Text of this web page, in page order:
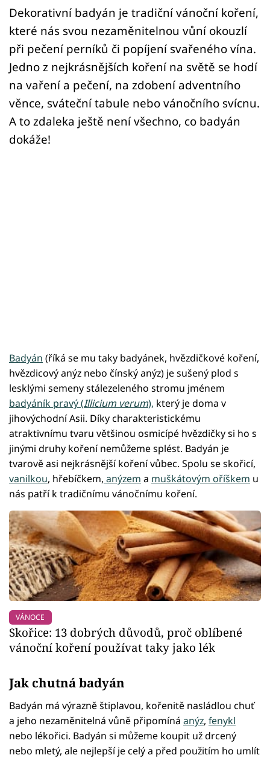
Dekorativní badyán je tradiční vánoční koření,
které nás svou nezaměnitelnou vůní okouzlí
při pečení perníků či popíjení svařeného vína.
Jedno z nejkrásnějších koření na světě se hodí
na vaření a pečení, na zdobení adventního
věnce, sváteční tabule nebo vánočního svícnu.
A to zdaleka ještě není všechno, co badyán
dokáže!
Badyán (říká se mu taky badyánek, hvězdičkové koření,
hvězdicový anýz nebo čínský anýz) je sušený plod s
lesklými semeny stálezeleného stromu jménem
badyáník pravý (Illicium verum), který je doma v
jihovýchodní Asii. Díky charakteristickému
atraktivnímu tvaru většinou osmicípé hvězdičky si ho s
jinými druhy koření nemůžeme splést. Badyán je
tvarově asi nejkrásnější koření vůbec. Spolu se skořicí,
vanilkou, hřebíčkem, anýzem a muškátovým oříškem u
nás patří k tradičnímu vánočnímu koření.
VÁNOCE
Skořice: 13 dobrých důvodů, proč oblíbené
vánoční koření používat taky jako lék
Jak chutná badyán
Badyán má výrazně štiplavou, kořenitě nasládlou chuť
a jeho nezaměnitelná vůně připomíná anýz, fenykl
nebo lékořici. Badyán si můžeme koupit už drcený
nebo mletý, ale nejlepší je celý a před použitím ho umlít